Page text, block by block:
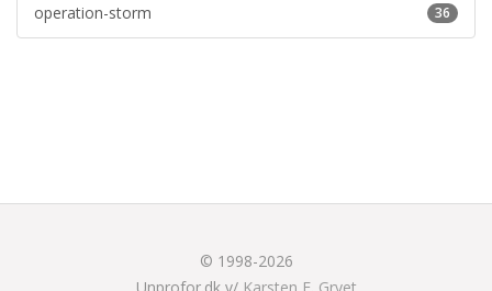
36
operation-storm
© 1998-2026
Unprofor.dk v/ Karsten F. Gryet